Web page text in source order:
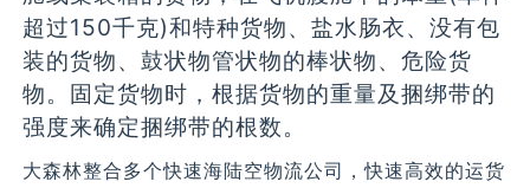
超过150千克)和特种货物、盐水肠衣、没有包
装的货物、鼓状物管状物的棒状物、危险货
物。固定货物时，根据货物的重量及捆绑带的
强度来确定捆绑带的根数。
大森林整合多个快速海陆空物流公司，快速高效的运货